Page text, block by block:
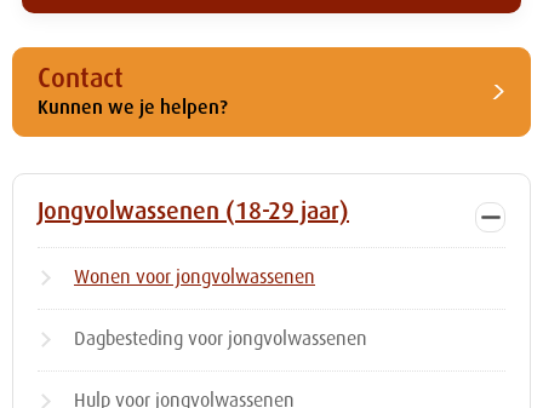
Jongvolwassenen (18-29 jaar)
Wonen voor jongvolwassenen
Dagbesteding voor jongvolwassenen
Hulp voor jongvolwassenen
Contact
Kunnen we je helpen?